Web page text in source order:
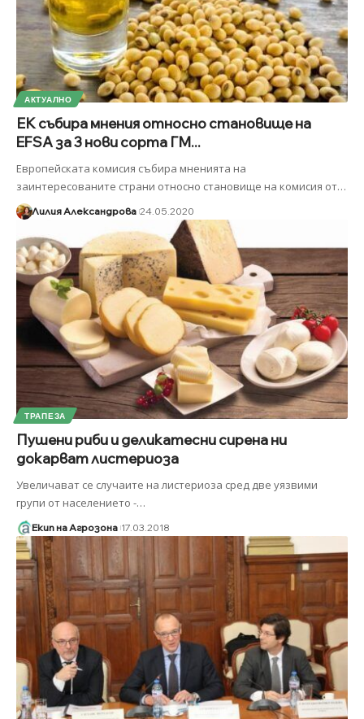
АКТУАЛНО
ЕК събира мнения относно становище на
EFSA за 3 нови сорта ГМ...
Европейската комисия събира мненията на
заинтересованите страни относно становище на комисия от…
Лилия Александрова 24.05.2020
ТРАПЕЗА
Пушени риби и деликатесни сирена ни
докарват листериоза
Увеличават се случаите на листериоза сред две уязвими
групи от населението -…
Екип на Агрозона 17.03.2018